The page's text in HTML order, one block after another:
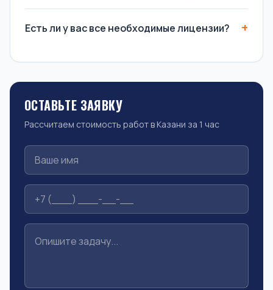
Есть ли у вас все необходимые лицензии?
ОСТАВЬТЕ ЗАЯВКУ
Рассчитаем стоимость работ в Казани за 1 час